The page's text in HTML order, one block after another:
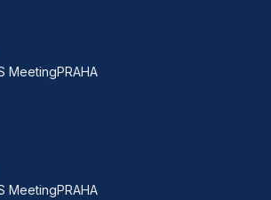
MeetingPRAHA
MeetingPRAHA